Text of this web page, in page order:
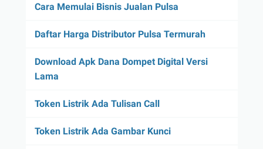
Cara Memulai Bisnis Jualan Pulsa
Daftar Harga Distributor Pulsa Termurah
Download Apk Dana Dompet Digital Versi
Lama
Token Listrik Ada Tulisan Call
Token Listrik Ada Gambar Kunci